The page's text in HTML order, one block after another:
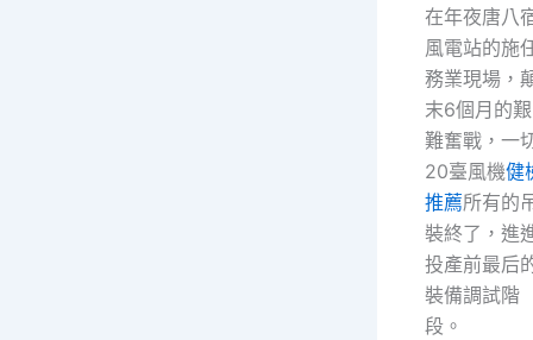
在年夜唐八
風電站的施
務業現場，
末6個月的艱
難奮戰，一
20臺風機健
推薦所有的
裝終了，進
投產前最后
裝備調試階
段。